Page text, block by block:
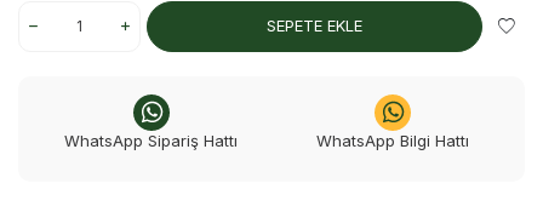
SEPETE EKLE
WhatsApp Sipariş Hattı WhatsApp Bilgi Hattı